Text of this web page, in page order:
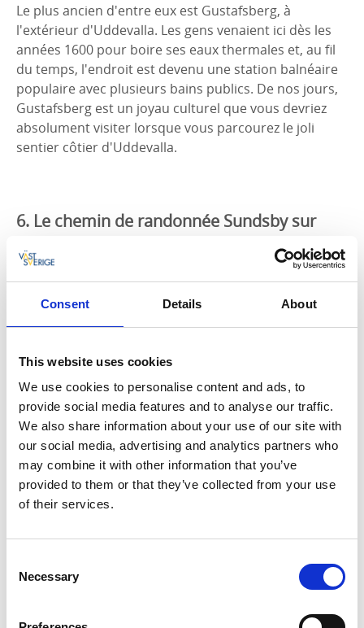
Consent Details About
This website uses cookies
We use cookies to personalise content and ads, to
provide social media features and to analyse our traffic.
We also share information about your use of our site with
our social media, advertising and analytics partners who
may combine it with other information that you’ve
provided to them or that they’ve collected from your use
of their services.
Selection
Necessary
Le plus ancien d'entre eux est Gustafsberg, à
l'extérieur d'Uddevalla. Les gens venaient ici dès les
années 1600 pour boire ses eaux thermales et, au fil
du temps, l'endroit est devenu une station balnéaire
populaire avec plusieurs bains publics. De nos jours,
Gustafsberg est un joyau culturel que vous devriez
absolument visiter lorsque vous parcourez le joli
sentier côtier d'Uddevalla.
6. Le chemin de randonnée Sundsby sur
Dans un cadre charmant plein de paysages typiques
des paysages rocheux avec des pins balayés par le
vent et à travers la paisible tonnelle d'une forêt de
depuis le sommet et il existe des voies passionnantes
où vous pourrez escalader des fissures étroites et des
rochers.
Arrêtez-vous pour un fika ou un déjeuner au
restaurant de l'ancien manoir deSundsby Säteri
journée parfaite pour toute la famille.
L'un des endroits les plus excitants à visiter est la